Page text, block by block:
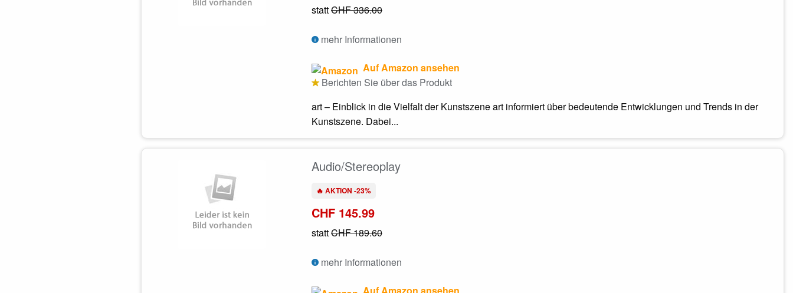
stattCHF 336.00
mehr Informationen
Auf Amazon ansehen
Berichten Sie über das Produkt
art – Einblick in die Vielfalt der Kunstszene art informiert über bedeutende Entwicklungen und Trends in der
Kunstszene. Dabei...
Audio/Stereoplay
🔥 AKTION -23%
CHF 145.99
stattCHF 189.60
mehr Informationen
Auf Amazon ansehen